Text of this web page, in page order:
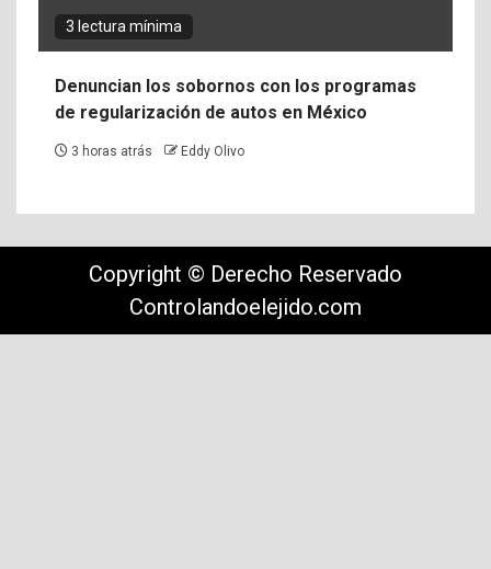
3 lectura mínima
Denuncian los sobornos con los programas
de regularización de autos en México
3 horas atrás Eddy Olivo
Copyright © Derecho Reservado
Controlandoelejido.com